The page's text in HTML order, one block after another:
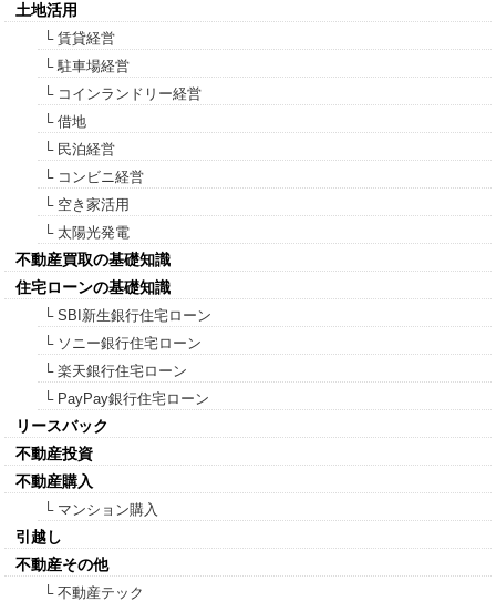
土地活用
└ 賃貸経営
└ 駐車場経営
└ コインランドリー経営
└ 借地
└ 民泊経営
└ コンビニ経営
└ 空き家活用
└ 太陽光発電
不動産買取の基礎知識
住宅ローンの基礎知識
└ SBI新生銀行住宅ローン
└ ソニー銀行住宅ローン
└ 楽天銀行住宅ローン
└ PayPay銀行住宅ローン
リースバック
不動産投資
不動産購入
└ マンション購入
引越し
不動産その他
└ 不動産テック